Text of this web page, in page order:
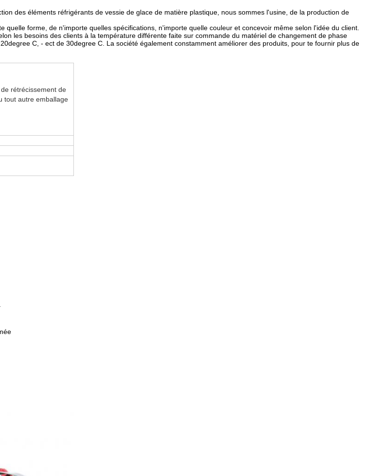
des éléments réfrigérants de vessie de glace de matière plastique, nous sommes l'usine, de la production de
forme, de n'importe quelles spécifications, n'importe quelle couleur et concevoir même selon l'idée du client.
les besoins des clients à la température différente faite sur commande du matériel de changement de phase
C, - ect de 30degree C. La société également constamment améliorer des produits, pour te fournir plus de
rétrécissement de
tout autre emballage